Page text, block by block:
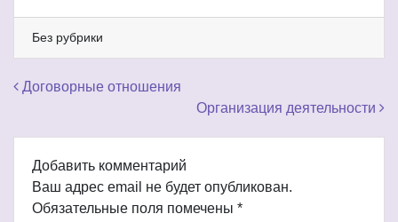
Без рубрики
Навигация по записям
Договорные отношения
Организация деятельности
Добавить комментарий
Ваш адрес email не будет опубликован.
Обязательные поля помечены *